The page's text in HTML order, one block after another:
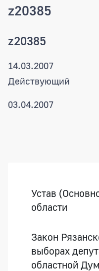
z20385
z20385
14.03.2007
Действующий
03.04.2007
Устав
области
Закон
выборах
областной